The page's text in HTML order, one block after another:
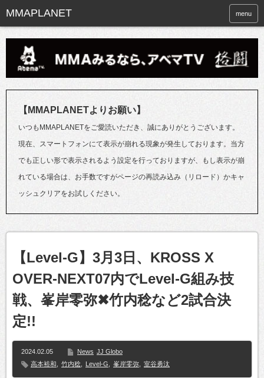
menu
【MMAPLANETよりお願い】
いつもMMAPLANETをご愛読いただき、誠にありがとうございます。
現在、スマートフォンにて表示が崩れる現象が発生しております。当方
でも正しい形で表示されるよう設定を行っておりますが、もし表示が崩
れている場合は、お手数ですがページの再読み込み（リロード）かキャ
ッシュクリアをお試しください。
【Level-G】3月3日、KROSS X
OVER-NEXT07内でLevel-G組み技
戦、峯岸零弥✖竹内稔など2試合決
定!!
2024.02.05 News JJ Globo
高本裕和
竹内稔 Level-G 峯岸零弥 室谷勇汰